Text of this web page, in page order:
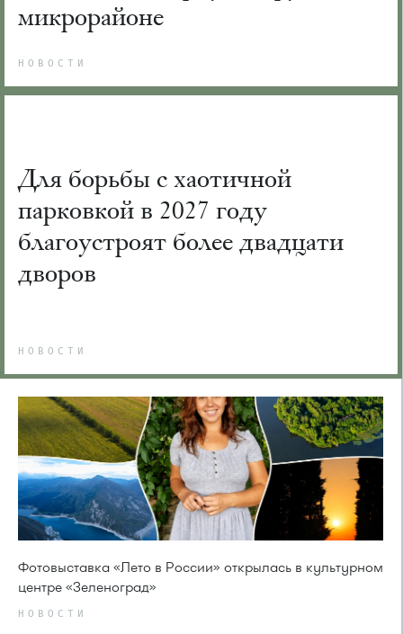
микрорайоне
НОВОСТИ
Для борьбы с хаотичной
парковкой в 2027 году
благоустроят более двадцати
дворов
НОВОСТИ
Фотовыставка «Лето в России» открылась в культурном
центре «Зеленоград»
НОВОСТИ